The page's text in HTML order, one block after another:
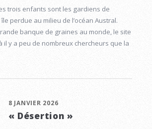
trois enfants sont les gardiens de
perdue au milieu de l’océan Austral.
banque de graines au monde, le site
il y a peu de nombreux chercheurs que la
8 JANVIER 2026
« Désertion »